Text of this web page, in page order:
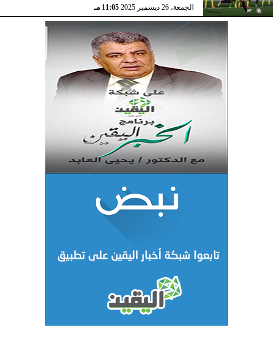
الجمعة، 26 ديسمبر 2025 11:05 مـ